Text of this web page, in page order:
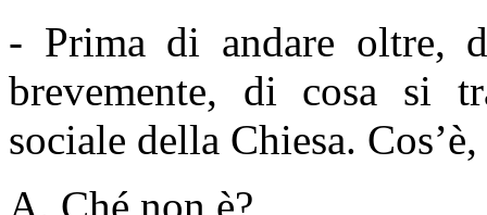
- Prima di andare oltre,
brevemente, di cosa si
sociale della Chiesa. Cos’è,